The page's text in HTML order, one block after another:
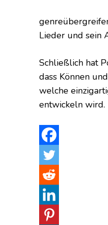
Lieder und sein
Schließlich hat
dass Können
welche
entwickeln wird.